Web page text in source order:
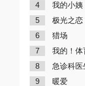
4 我的小姨
5 极光之恋
6 猎场
7 我的！体
8 急诊科医
9 暖爱